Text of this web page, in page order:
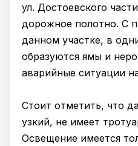
ул. Достоевского
дорожное полотно. С
данном участке, в
образуются ямы и
аварийные ситуации
Стоит отметить, что
узкий, не имеет
Освещение имеется